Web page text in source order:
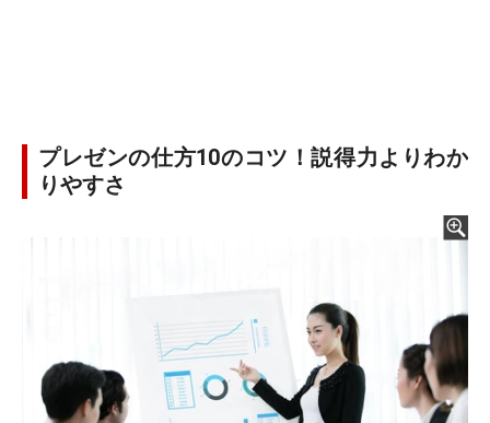
プレゼンの仕方10のコツ！説得力よりわか
りやすさ